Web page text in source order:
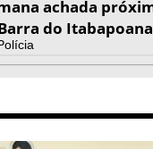
achada
do Itabapoana